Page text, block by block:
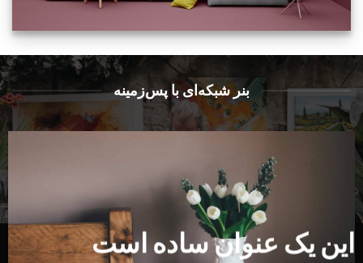
بنر شبکه‌ای با پس‌زمینه
این یک عنوان ساده است